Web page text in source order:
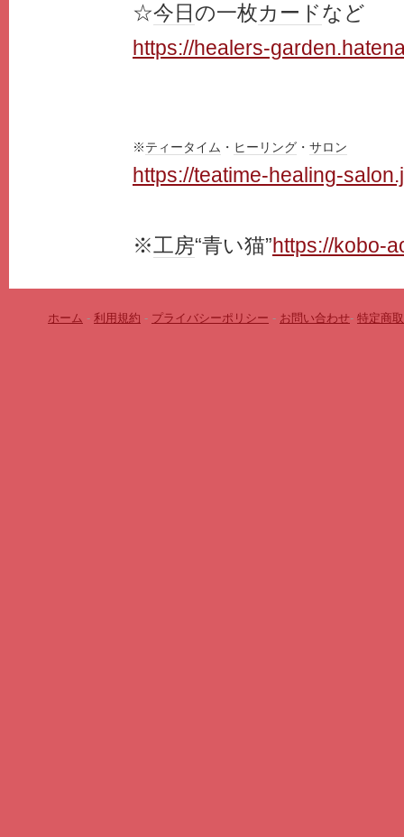
☆今日 の一枚カードなど
https://healers-
※ティータイム ・ ヒーリング ・ サロン
https://teatime-healing-
※工房“青い猫”https://kobo-
ホーム - 利用規約 - プライバシーポリシー - お問い合わせ- 特定商